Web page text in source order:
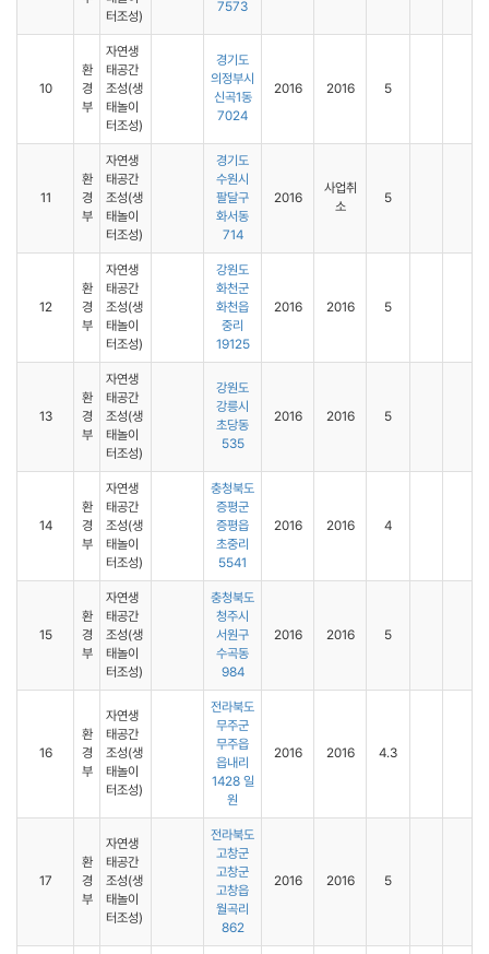
터조성)
7573
10
환
경
부
자연생
태공간
조성(생
태놀이
터조성)
경기도
의정부시
신곡1동
7024
2016 2016 5
11
환
경
부
자연생
태공간
조성(생
태놀이
터조성)
경기도
수원시
팔달구
화서동
714
2016
사업취
소
5
12
환
경
부
자연생
태공간
조성(생
태놀이
터조성)
강원도
화천군
화천읍
중리
19125
2016 2016 5
13
환
경
부
자연생
태공간
조성(생
태놀이
터조성)
강원도
강릉시
초당동
535
2016 2016 5
14
환
경
부
자연생
태공간
조성(생
태놀이
터조성)
충청북도
증평군
증평읍
초중리
5541
2016 2016 4
15
환
경
부
자연생
태공간
조성(생
태놀이
터조성)
충청북도
청주시
서원구
수곡동
984
2016 2016 5
16
환
경
부
자연생
태공간
조성(생
태놀이
터조성)
전라북도
무주군
무주읍
읍내리
1428 일
원
2016 2016 4.3
17
환
경
부
자연생
태공간
조성(생
태놀이
터조성)
전라북도
고창군
고창군
고창읍
월곡리
862
2016 2016 5